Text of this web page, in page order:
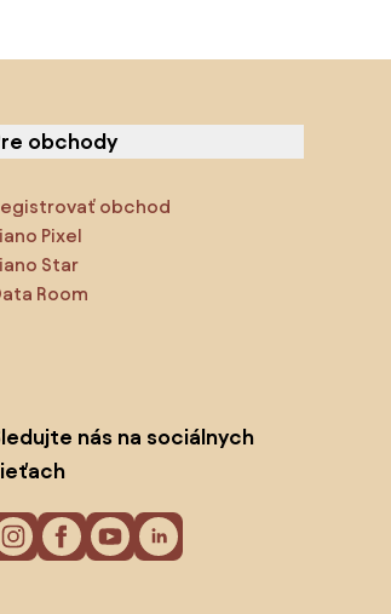
obchody
obchod
Pixel
Star
Room
nás na sociálnych